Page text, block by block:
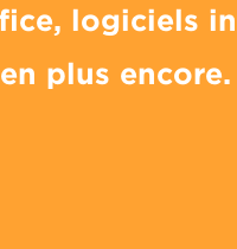
logiciels
plus encore.